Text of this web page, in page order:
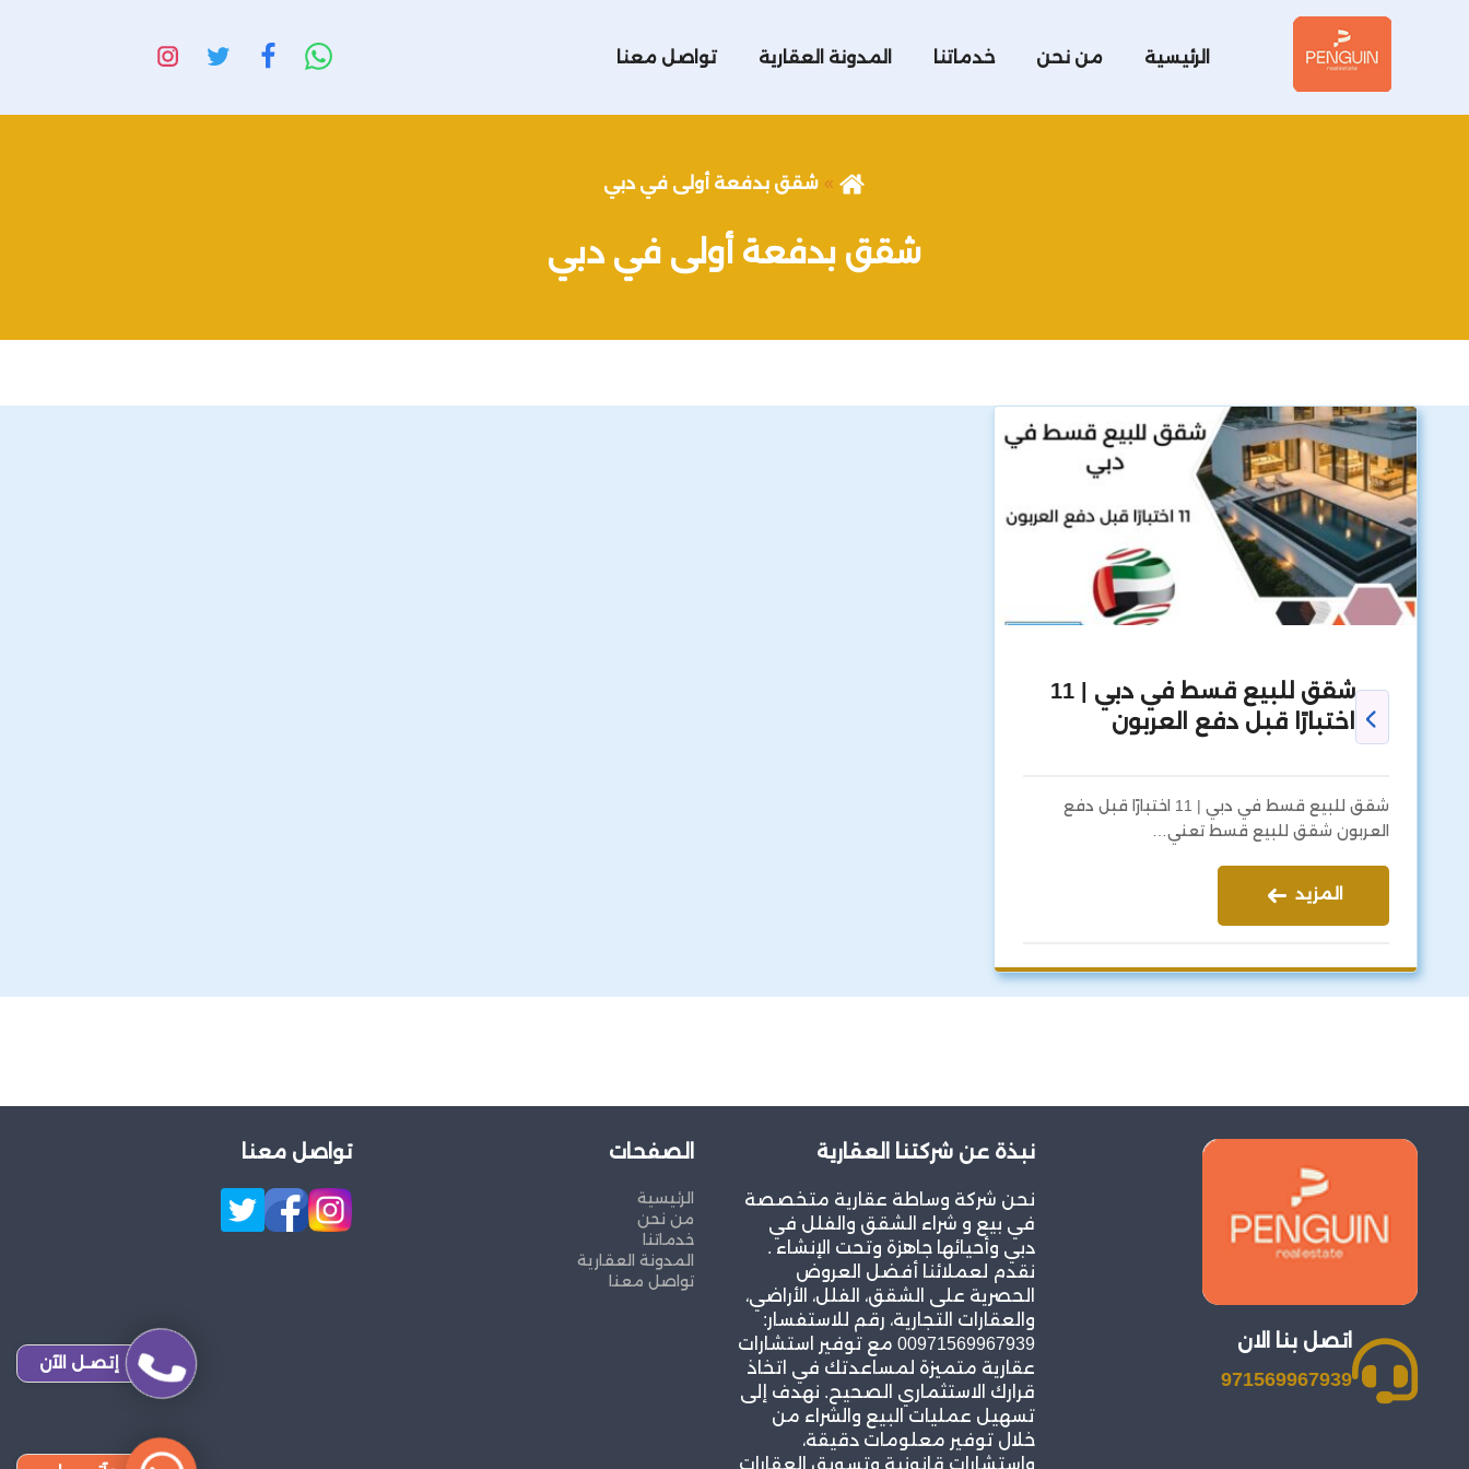
الرئيسية من نحن خدماتنا المدونة العقارية تواصل معنا
شقق بدفعة أولى في دبي
شقق بدفعة أولى في دبي
شقق للبيع قسط في دبي | 11
اختبارًا قبل دفع العربون
شقق للبيع قسط في دبي | 11 اختبارًا قبل دفع
العربون شقق للبيع قسط تعني…
المزيد
اتصل بنا الان
971569967939
نبذة عن شركتنا العقارية
نحن شركة وساطة عقارية متخصصة
في بيع و شراء الشقق والفلل في
دبي وأحيائها جاهزة وتحت الإنشاء .
نقدم لعملائنا أفضل العروض
الحصرية على الشقق، الفلل، الأراضي،
والعقارات التجارية، رقم للاستفسار:
00971569967939 مع توفير استشارات
عقارية متميزة لمساعدتك في اتخاذ
قرارك الاستثماري الصحيح. نهدف إلى
تسهيل عمليات البيع والشراء من
خلال توفير معلومات دقيقة،
واستشارات قانونية وتسويق العقارات
الصفحات
الرئيسية
من نحن
خدماتنا
المدونة العقارية
تواصل معنا
تواصل معنا
إتصـل الآن